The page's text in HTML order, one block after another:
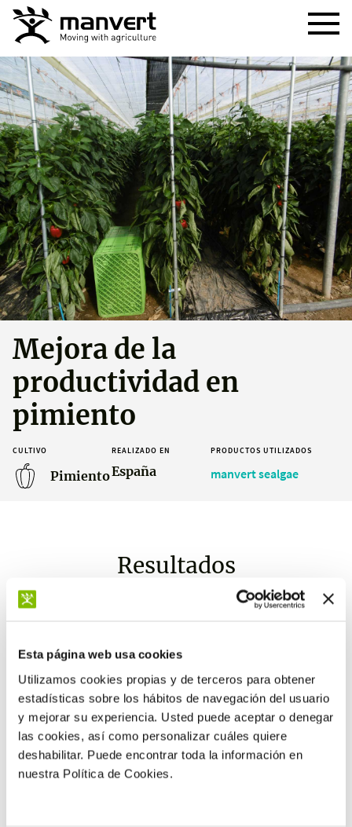
Esta página web usa cookies
Utilizamos cookies propias y de terceros para obtener
estadísticas sobre los hábitos de navegación del usuario
y mejorar su experiencia. Usted puede aceptar o denegar
las cookies, así como personalizar cuáles quiere
deshabilitar. Puede encontrar toda la información en
nuestra Política de Cookies.
Mejora de la
productividad en
pimiento
CULTIVO
Pimiento
REALIZADO EN
España
PRODUCTOS UTILIZADOS
manvert sealgae
Resultados
+21,8 %
de producción